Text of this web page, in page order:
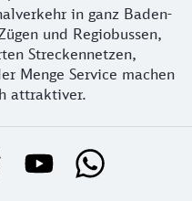
in ganz Baden-
und Regiobussen,
Streckennetzen,
Menge Service machen
attraktiver.